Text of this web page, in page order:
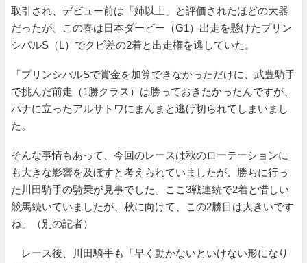
取引され、デビュー前は「姉以上」と評価されたほどの大器
だったが、この春は日本ダービー（G1）出走を懸けたプリン
シパルS（L）でクビ差の2着と出走権を逃していた。
「プリンシパルSで賞金を加算できなかっただけに、武豊騎手
で挑んだ前走（1勝クラス）は勝っておきたかったんですが、
ハナに立ったアルサトワにまんまと逃げ切られてしまいまし
た。
そんな事情もあって、今回のレースは秋のローテーションに
も大きな影響を及ぼすと考えられていましたが、勝ちに行っ
た川田騎手の騎乗が見事でした。ここ3戦連続で2着と惜しい
競馬続いていましたが、秋に向けて、この2勝目は大きいです
ね」（別の記者）
レース後、川田騎手も「早く動かないといけない形になり